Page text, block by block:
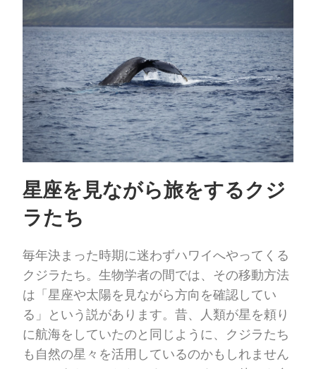
星座を見ながら旅をするクジ
ラたち
毎年決まった時期に迷わずハワイへやってくる
クジラたち。生物学者の間では、その移動方法
は「星座や太陽を見ながら方向を確認してい
る」という説があります。昔、人類が星を頼り
に航海をしていたのと同じように、クジラたち
も自然の星々を活用しているのかもしれません